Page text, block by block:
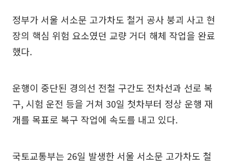
정부가 서울 서소문 고가차도 철거 공사 붕괴 사고 현
장의 핵심 위험 요소였던 교량 거더 해체 작업을 완료
했다.
운행이 중단된 경의선 전철 구간도 전차선과 선로 복
구, 시험 운전 등을 거쳐 30일 첫차부터 정상 운행 재
개를 목표로 복구 작업에 속도를 내고 있다.
국토교통부는 26일 발생한 서울 서소문 고가차도 철